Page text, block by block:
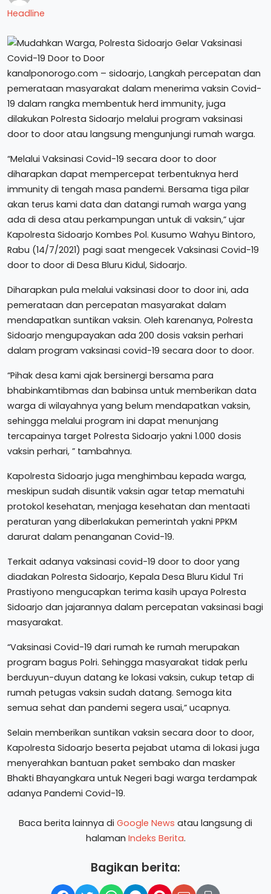
Headline
kanalponorogo.com – sidoarjo, Langkah percepatan dan
pemerataan masyarakat dalam menerima vaksin Covid-
19 dalam rangka membentuk herd immunity, juga
dilakukan Polresta Sidoarjo melalui program vaksinasi
door to door atau langsung mengunjungi rumah warga.
“Melalui Vaksinasi Covid-19 secara door to door
diharapkan dapat mempercepat terbentuknya herd
immunity di tengah masa pandemi. Bersama tiga pilar
akan terus kami data dan datangi rumah warga yang
ada di desa atau perkampungan untuk di vaksin,” ujar
Kapolresta Sidoarjo Kombes Pol. Kusumo Wahyu Bintoro,
Rabu (14/7/2021) pagi saat mengecek Vaksinasi Covid-19
door to door di Desa Bluru Kidul, Sidoarjo.
Diharapkan pula melalui vaksinasi door to door ini, ada
pemerataan dan percepatan masyarakat dalam
mendapatkan suntikan vaksin. Oleh karenanya, Polresta
Sidoarjo mengupayakan ada 200 dosis vaksin perhari
dalam program vaksinasi covid-19 secara door to door.
“Pihak desa kami ajak bersinergi bersama para
bhabinkamtibmas dan babinsa untuk memberikan data
warga di wilayahnya yang belum mendapatkan vaksin,
sehingga melalui program ini dapat menunjang
tercapainya target Polresta Sidoarjo yakni 1.000 dosis
vaksin perhari, ” tambahnya.
Kapolresta Sidoarjo juga menghimbau kepada warga,
meskipun sudah disuntik vaksin agar tetap mematuhi
protokol kesehatan, menjaga kesehatan dan mentaati
peraturan yang diberlakukan pemerintah yakni PPKM
darurat dalam penanganan Covid-19.
Terkait adanya vaksinasi covid-19 door to door yang
diadakan Polresta Sidoarjo, Kepala Desa Bluru Kidul Tri
Prastiyono mengucapkan terima kasih upaya Polresta
Sidoarjo dan jajarannya dalam percepatan vaksinasi bagi
masyarakat.
“Vaksinasi Covid-19 dari rumah ke rumah merupakan
program bagus Polri. Sehingga masyarakat tidak perlu
berduyun-duyun datang ke lokasi vaksin, cukup tetap di
rumah petugas vaksin sudah datang. Semoga kita
semua sehat dan pandemi segera usai,” ucapnya.
Selain memberikan suntikan vaksin secara door to door,
Kapolresta Sidoarjo beserta pejabat utama di lokasi juga
menyerahkan bantuan paket sembako dan masker
Bhakti Bhayangkara untuk Negeri bagi warga terdampak
adanya Pandemi Covid-19.
Baca berita lainnya di Google News atau langsung di
halaman Indeks Berita.
Bagikan berita: